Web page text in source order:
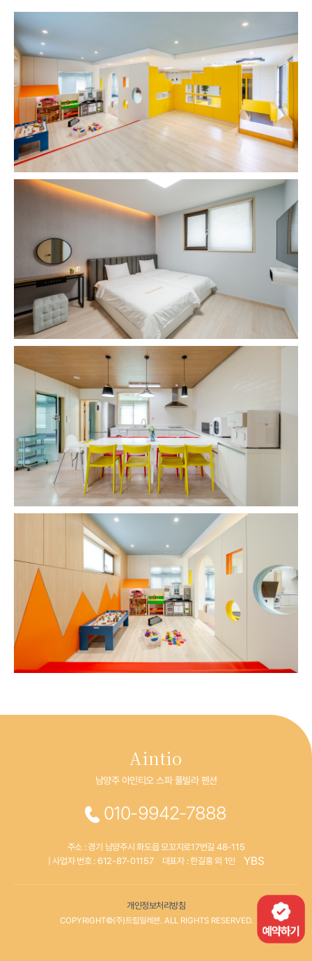
Aintio
남양주 아인티오 스파 풀빌라 펜션
010-9942-7888
주소 : 경기 남양주시 화도읍 모꼬지로17번길 48-115
| 사업자 번호 : 612-87-01157
대표자 : 한길홍 외 1인 YBS
개인정보처리방침
COPYRIGHT©(주)트립일레븐. ALL RIGHTS RESERVED.